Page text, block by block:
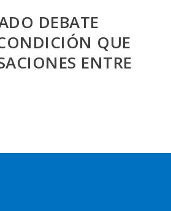
DEBATE
QUE
ENTRE